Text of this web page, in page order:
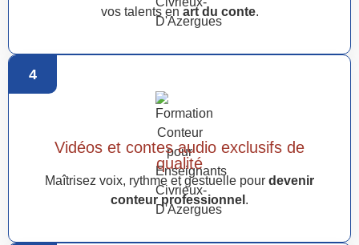
vos talents en art du conte.
4
Vidéos et contes audio exclusifs de
qualité
Maîtrisez voix, rythme et gestuelle pour devenir
conteur professionnel .